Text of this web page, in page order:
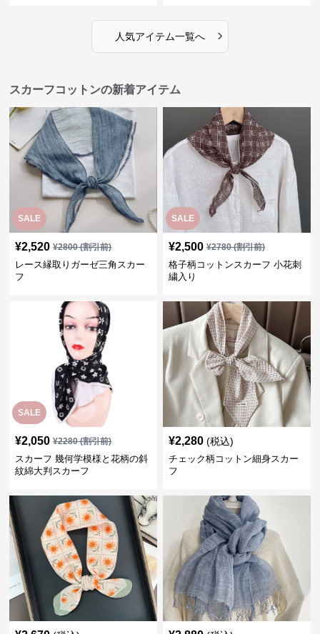
人気アイテム一覧へ ›
スカーフコットンの新着アイテム
SALE
¥2,520 ¥2800(割引前)
レース縁取りガーゼ三角スカー
フ
SALE
¥2,500 ¥2780(割引前)
格子柄コットンスカーフ 小花刺
繍入り
SALE
¥2,050 ¥2280(割引前)
スカーフ 幾何学模様と花柄の斜
紋綿大判スカーフ
¥2,280 (税込)
チェック柄コットン細身スカー
フ